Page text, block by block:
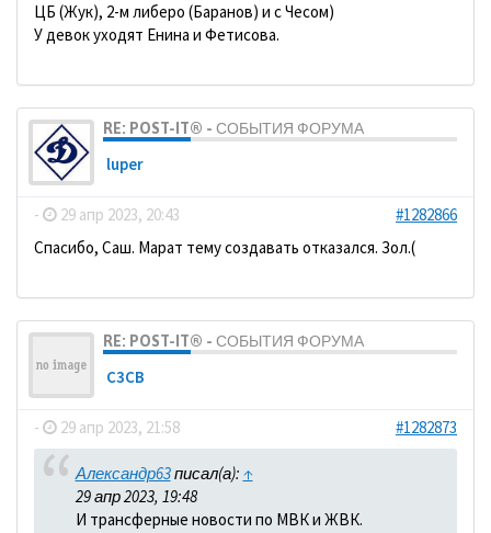
ЦБ (Жук), 2-м либеро (Баранов) и с Чесом)
У девок уходят Енина и Фетисова.
RE: POST-IT® - СОБЫТИЯ ФОРУМА
luper
- 29 апр 2023, 20:43
#1282866
Спасибо, Саш. Марат тему создавать отказался. Зол.(
RE: POST-IT® - СОБЫТИЯ ФОРУМА
C3CB
- 29 апр 2023, 21:58 #1282873
Александр63писал(а): ↑
29 апр 2023, 19:48
И трансферные новости по МВК и ЖВК.